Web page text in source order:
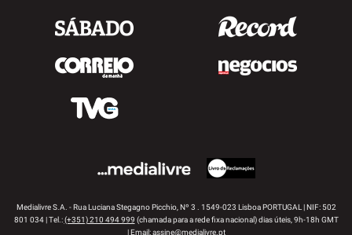
Medialivre S.A. - Rua Luciana Stegagno Picchio, Nº 3 . 1549-023 Lisboa PORTUGAL | NIF: 502
801 034 | Tel.:(+351) 210 494 999 (chamada para a rede fixa nacional) dias úteis, 9h-18h GMT
| Email:assine@medialivre.pt